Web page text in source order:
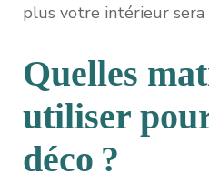
plus votre intérieur sera
Quelles
utiliser
déco ?